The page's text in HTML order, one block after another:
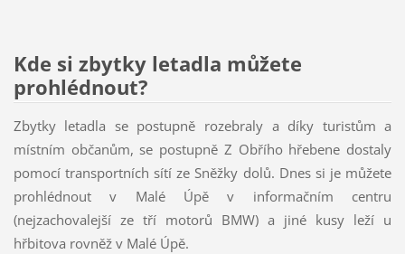
Kde si zbytky letadla můžete
prohlédnout?
Zbytky letadla se postupně rozebraly a díky turistům a
místním občanům, se postupně Z Obřího hřebene dostaly
pomocí transportních sítí ze Sněžky dolů. Dnes si je můžete
prohlédnout v Malé Úpě v informačním centru
(nejzachovalejší ze tří motorů BMW) a jiné kusy leží u
hřbitova rovněž v Malé Úpě.